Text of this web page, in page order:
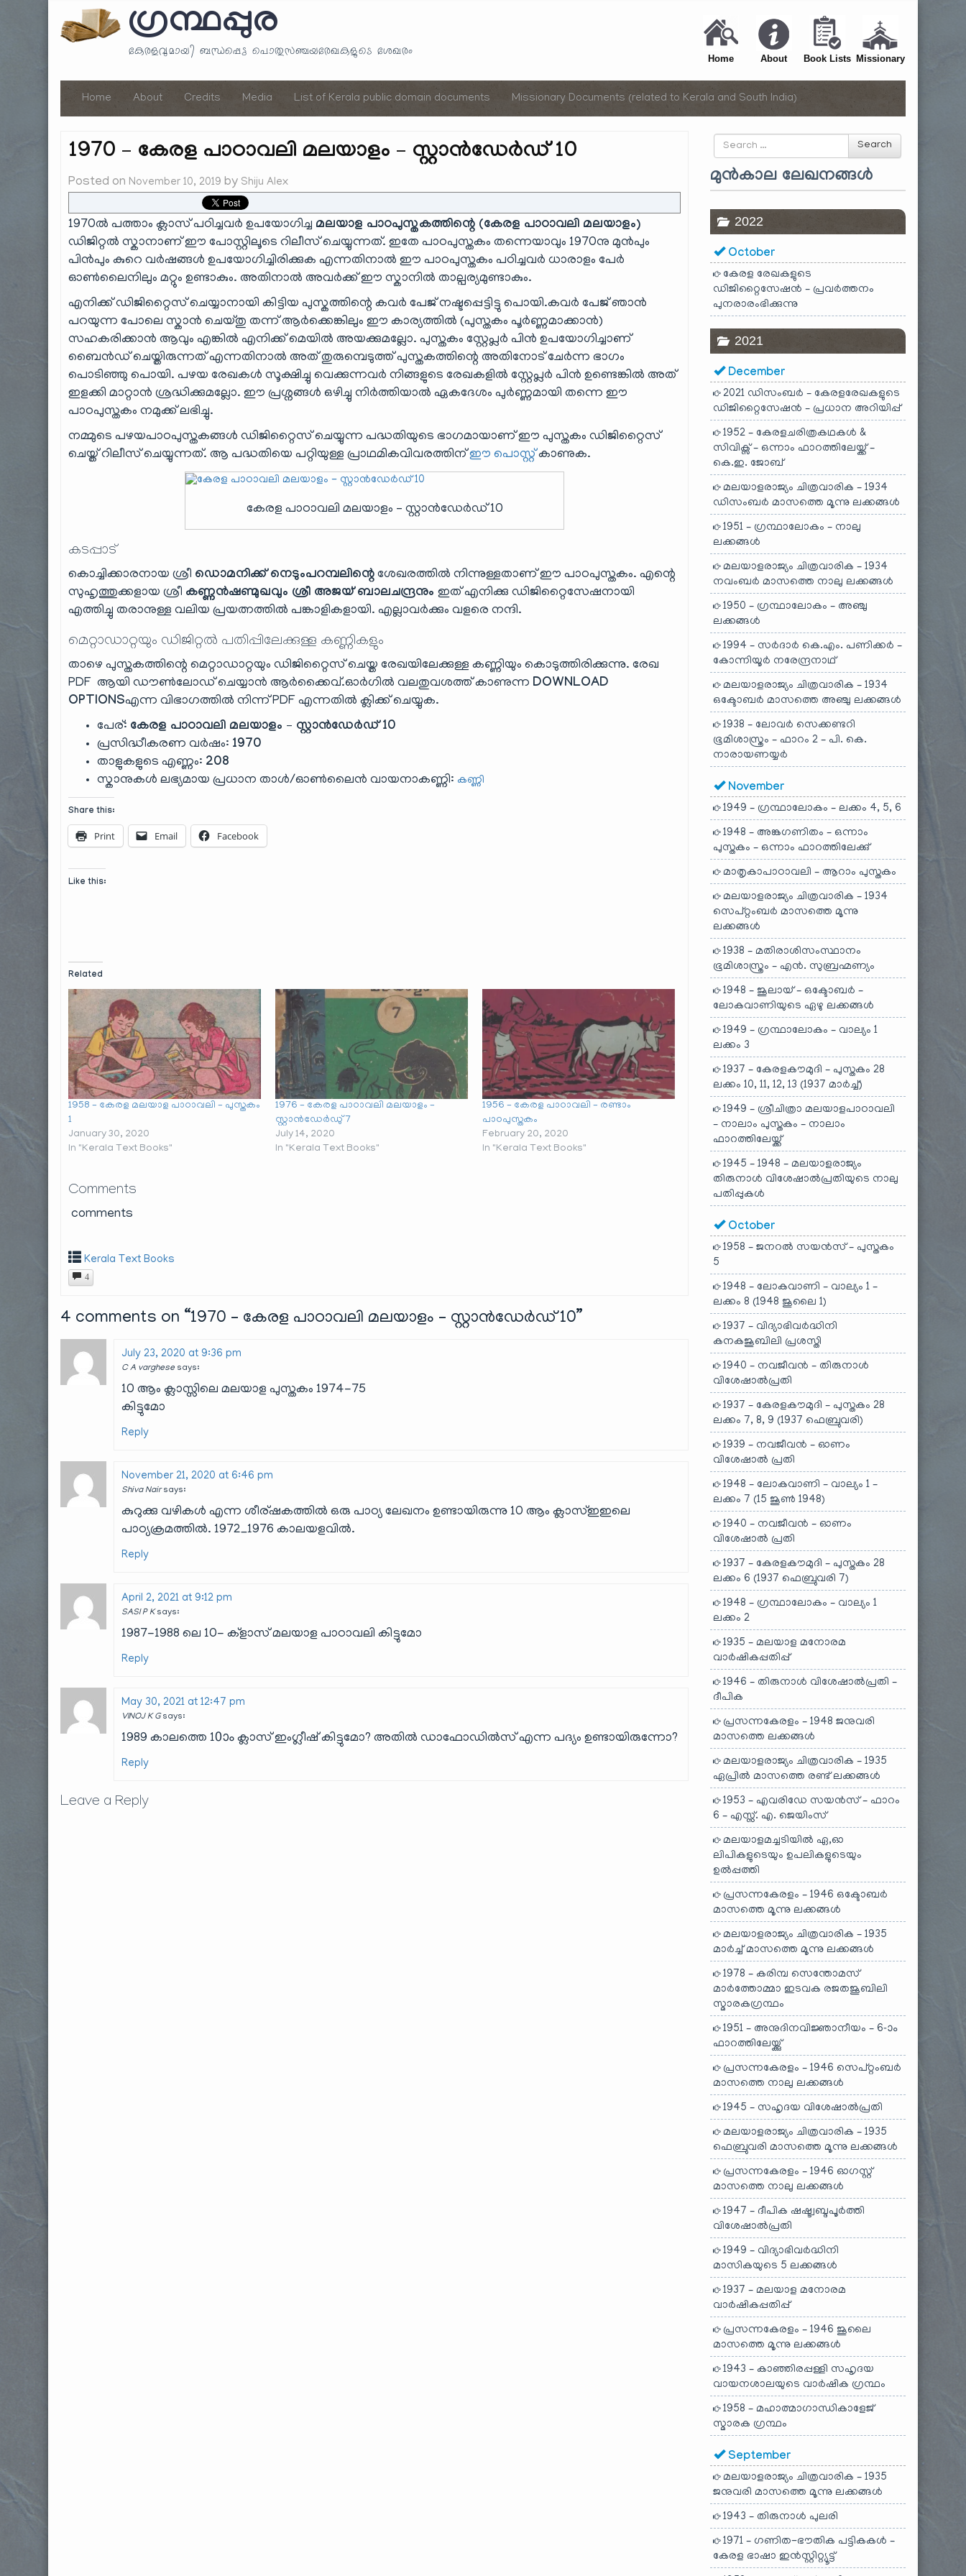
ഗ്രന്ഥപ്പുര
കേരളവുമായി ബന്ധപ്പെട്ട പൊതുസഞ്ചയരേഖകളുടെ ശേഖരം Home About Book Lists Missionary
Home About Credits Media List of Kerala public domain documents Missionary Documents (related to Kerala and South India)
1970 – കേരള പാഠാവലി മലയാളം – സ്റ്റാൻഡേർഡ് 10
Posted on November 10, 2019 by Shiju Alex
1970ൽ പത്താം ക്ലാസ് പഠിച്ചവർ ഉപയോഗിച്ച മലയാള പാഠപുസ്തകത്തിന്റെ (കേരള പാഠാവലി മലയാളം)
ഡിജിറ്റൽ സ്കാനാണ് ഈ പോസ്റ്റിലൂടെ റിലീസ് ചെയ്യുന്നത്. ഇതേ പാഠപുസ്തകം തന്നെയാവും 1970നു മുൻപും
പിൻപും കുറെ വർഷങ്ങൾ ഉപയോഗിച്ചിരിക്കുക എന്നതിനാൽ ഈ പാഠപുസ്തകം പഠിച്ചവർ ധാരാളം പേർ
ഓൺലൈനിലും മറ്റും ഉണ്ടാകും. അതിനാൽ അവർക്ക് ഈ സ്കാനിൽ താല്പര്യമുണ്ടാകും.
എനിക്ക് ഡിജിറ്റൈസ് ചെയ്യാനായി കിട്ടിയ പുസ്കത്തിന്റെ കവർ പേജ് നഷ്ടപ്പെട്ടിട്ടു പൊയി.കവർ പേജ് ഞാൻ
പറയുന്ന പോലെ സ്കാൻ ചെയ്തു തന്ന് ആർക്കെങ്കിലും ഈ കാര്യത്തിൽ (പുസ്തകം പൂർണ്ണമാക്കാൻ)
സഹകരിക്കാൻ ആവും എങ്കിൽ എനിക്ക് മെയിൽ അയക്കുമല്ലോ. പുസ്തകം സ്റ്റേപ്ലർ പിൻ ഉപയോഗിച്ചാണ്
ബൈൻഡ് ചെയ്തിരുന്നത് എന്നതിനാൽ അത് തുരുമ്പെടുത്ത് പുസ്തകത്തിന്റെ അതിനോട് ചേർന്ന ഭാഗം
പൊടിഞ്ഞു പൊയി. പഴയ രേഖകൾ സൂക്ഷിച്ചു വെക്കുന്നവർ നിങ്ങളുടെ രേഖകളിൽ സ്റ്റേപ്ലർ പിൻ ഉണ്ടെങ്കിൽ അത്
ഇളക്കി മാറ്റാൻ ശ്രദ്ധിക്കുമല്ലോ. ഈ പ്രശ്നങ്ങൾ ഒഴിച്ചു നിർത്തിയാൽ ഏകദേശം പുർണ്ണമായി തന്നെ ഈ
പാഠപുസ്തകം നമുക്ക് ലഭിച്ചു.
നമ്മുടെ പഴയപാഠപുസ്തകങ്ങൾ ഡിജിറ്റൈസ് ചെയ്യുന്ന പദ്ധതിയുടെ ഭാഗമായാണ് ഈ പുസ്തകം ഡിജിറ്റൈസ്
ചെയ്ത് റിലീസ് ചെയ്യുന്നത്. ആ പദ്ധതിയെ പറ്റിയുള്ള പ്രാഥമികവിവരത്തിന്ഈ പൊസ്റ്റ്കാണുക.
കേരള പാഠാവലി മലയാളം – സ്റ്റാൻഡേർഡ് 10
കടപ്പാട്
കൊച്ചിക്കാരനായ ശ്രീ ഡൊമനിക്ക് നെടും‌പറമ്പലിന്റെ ശേഖരത്തിൽ നിന്നുള്ളതാണ് ഈ പാഠപുസ്തകം. എന്റെ
സുഹൃത്തുക്കളായ ശ്രീ കണ്ണൻഷണ്മുഖവും ശ്രീ അജയ് ബാലചന്ദ്രനുംഇത് എനിക്കു ഡിജിറ്റൈസേഷനായി
എത്തിച്ചു തരാനുള്ള വലിയ പ്രയത്നത്തിൽ പങ്കാളികളായി. എല്ലാവർക്കും വളരെ നന്ദി.
മെറ്റാഡാറ്റയും ഡിജിറ്റൽ പതിപ്പിലേക്കുള്ള കണ്ണികളും
താഴെ പുസ്തകത്തിന്റെ മെറ്റാഡാറ്റയും ഡിജിറ്റൈസ് ചെയ്ത രേഖയിലേക്കുള്ള കണ്ണിയും കൊടുത്തിരിക്കുന്നു. രേഖ
PDF ആയി ഡൗൺലോഡ് ചെയ്യാൻ ആർക്കൈവ്.ഓർഗിൽ വലതുവശത്ത് കാണുന്ന DOWNLOAD
OPTIONSഎന്ന വിഭാഗത്തിൽ നിന്ന് PDF എന്നതിൽ ക്ലിക്ക് ചെയ്യുക.
പേര്: കേരള പാഠാവലി മലയാളം – സ്റ്റാൻഡേർഡ് 10
പ്രസിദ്ധീകരണ വർഷം: 1970
താളുകളുടെ എണ്ണം: 208
സ്കാനുകൾ ലഭ്യമായ പ്രധാന താൾ/ഓൺലൈൻ വായനാകണ്ണി: കണ്ണി
Share this:
Print Email Facebook
Like this:
Related
1958 – കേരള മലയാള പാഠാവലി – പുസ്തകം
1
January 30, 2020
In "Kerala Text Books"
1976 – കേരള പാഠാവലി മലയാളം –
സ്റ്റാൻഡേർഡു് 7
July 14, 2020
In "Kerala Text Books"
1956 – കേരള പാഠാവലി – രണ്ടാം
പാഠപുസ്തകം
February 20, 2020
In "Kerala Text Books"
Comments
comments
Kerala Text Books
4
4 comments on “1970 – കേരള പാഠാവലി മലയാളം – സ്റ്റാൻഡേർഡ് 10”
July 23, 2020 at 9:36 pm
C A varghese says:
10 ആം ക്ലാസ്സിലെ മലയാള പുസ്തകം 1974-75
കിട്ടുമോ
Reply
November 21, 2020 at 6:46 pm
Shiva Nair says:
കുറുക്കു വഴികൾ എന്ന ശീര്ഷകത്തിൽ ഒരു പാഠ്യ ലേഖനം ഉണ്ടായിരുന്നു 10 ആം ക്ലാസ്ഇഇലെ
പാഠ്യക്രമത്തിൽ. 1972_1976 കാലയളവിൽ.
Reply
April 2, 2021 at 9:12 pm
SASI P K says:
1987-1988 ലെ 10- ക്ളാസ് മലയാള പാഠാവലി കിട്ടുമോ
Reply
May 30, 2021 at 12:47 pm
VINOJ K G says:
1989 കാലത്തെ 10ാം ക്ലാസ് ഇംഗ്ലീഷ് കിട്ടുമോ? അതിൽ ഡാഫോഡിൽസ് എന്ന പദ്യം ഉണ്ടായിരുന്നോ?
Reply
Leave a Reply
Search
for
Search
മുൻകാല ലേഖനങ്ങൾ
2022
October
കേരള രേഖകളുടെ
ഡിജിറ്റൈസേഷൻ – പ്രവർത്തനം
പുനരാരംഭിക്കുന്നു
2021
December
2021 ഡിസംബർ – കേരളരേഖകളുടെ
ഡിജിറ്റൈസേഷൻ – പ്രധാന അറിയിപ്പ്
1952 – കേരളചരിത്രകഥകൾ &
സിവിക്സ് – ഒന്നാം ഫാറത്തിലേയ്ക്ക് –
കെ.ഇ. ജോബ്
മലയാളരാജ്യം ചിത്രവാരിക – 1934
ഡിസംബർ മാസത്തെ മൂന്നു ലക്കങ്ങൾ
1951 – ഗ്രന്ഥാലോകം – നാലു
ലക്കങ്ങൾ
മലയാളരാജ്യം ചിത്രവാരിക – 1934
നവംബർ മാസത്തെ നാലു ലക്കങ്ങൾ
1950 – ഗ്രന്ഥാലോകം – അഞ്ചു
ലക്കങ്ങൾ
1994 – സർദാർ കെ.എം. പണിക്കർ –
കോന്നിയൂർ നരേന്ദ്രനാഥ്
മലയാളരാജ്യം ചിത്രവാരിക – 1934
ഒക്ടോബർ മാസത്തെ അഞ്ചു ലക്കങ്ങൾ
1938 – ലോവർ സെക്കണ്ടറി
ഭൂമിശാസ്ത്രം – ഫാറം 2 – പി. കെ.
നാരായണയ്യർ
November
1949 – ഗ്രന്ഥാലോകം – ലക്കം 4, 5, 6
1948 – അങ്കഗണിതം – ഒന്നാം
പുസ്തകം – ഒന്നാം ഫാറത്തിലേക്കു്
മാതൃകാപാഠാവലി – ആറാം പുസ്തകം
മലയാളരാജ്യം ചിത്രവാരിക – 1934
സെപ്റ്റംബർ മാസത്തെ മൂന്നു
ലക്കങ്ങൾ
1938 – മതിരാശിസംസ്ഥാനം
ഭൂമിശാസ്ത്രം – എൻ. സുബ്രഹ്മണ്യം
1948 – ജൂലായ് – ഒക്ടോബർ –
ലോകവാണിയുടെ ഏഴു ലക്കങ്ങൾ
1949 – ഗ്രന്ഥാലോകം – വാല്യം 1
ലക്കം 3
1937 – കേരളകൗമുദി – പുസ്തകം 28
ലക്കം 10, 11, 12, 13 (1937 മാർച്ച്)
1949 – ശ്രീചിത്രാ മലയാളപാഠാവലി
– നാലാം പുസ്തകം – നാലാം
ഫാറത്തിലേയ്ക്ക്
1945 – 1948 – മലയാളരാജ്യം
തിരുനാൾ വിശേഷാൽപ്രതിയുടെ നാലു
പതിപ്പുകൾ
October
1958 – ജനറൽ സയൻസ് – പുസ്തകം
5
1948 – ലോകവാണി – വാല്യം 1 –
ലക്കം 8 (1948 ജൂലൈ 1)
1937 – വിദ്യാഭിവർദ്ധിനി
കനകജൂബിലി പ്രശസ്തി
1940 – നവജീവൻ – തിരുനാൾ
വിശേഷാൽപ്രതി
1937 – കേരളകൗമുദി – പുസ്തകം 28
ലക്കം 7, 8, 9 (1937 ഫെബ്രുവരി)
1939 – നവജീവൻ – ഓണം
വിശേഷാൽ പ്രതി
1948 – ലോകവാണി – വാല്യം 1 –
ലക്കം 7 (15 ജൂൺ 1948)
1940 – നവജീവൻ – ഓണം
വിശേഷാൽ പ്രതി
1937 – കേരളകൗമുദി – പുസ്തകം 28
ലക്കം 6 (1937 ഫെബ്രുവരി 7)
1948 – ഗ്രന്ഥാലോകം – വാല്യം 1
ലക്കം 2
1935 – മലയാള മനോരമ
വാർഷികപ്പതിപ്പ്
1946 – തിരുനാൾ വിശേഷാൽപ്രതി –
ദീപിക
പ്രസന്നകേരളം – 1948 ജനുവരി
മാസത്തെ ലക്കങ്ങൾ
മലയാളരാജ്യം ചിത്രവാരിക – 1935
ഏപ്രിൽ മാസത്തെ രണ്ട് ലക്കങ്ങൾ
1953 – എവരിഡേ സയൻസ് – ഫാറം
6 – എസ്സ്. എ. ജെയിംസ്
മലയാളമച്ചടിയിൽ ഏ,ഓ
ലിപികളുടെയും ഉപലികളുടെയും
ഉൽപ്പത്തി
പ്രസന്നകേരളം – 1946 ഒക്ടോബർ
മാസത്തെ മൂന്നു ലക്കങ്ങൾ
മലയാളരാജ്യം ചിത്രവാരിക – 1935
മാർച്ച് മാസത്തെ മൂന്നു ലക്കങ്ങൾ
1978 – കരിമ്പ സെന്തോമസ്
മാർത്തോമ്മാ ഇടവക രജതജൂബിലി
സ്മാരകഗ്രന്ഥം
1951 – അനുദിനവിജ്ഞാനീയം – 6-ാം
ഫാറത്തിലേയ്ക്കു്
പ്രസന്നകേരളം – 1946 സെപ്റ്റംബർ
മാസത്തെ നാലു ലക്കങ്ങൾ
1945 – സഹൃദയ വിശേഷാൽപ്രതി
മലയാളരാജ്യം ചിത്രവാരിക – 1935
ഫെബ്രുവരി മാസത്തെ മൂന്നു ലക്കങ്ങൾ
പ്രസന്നകേരളം – 1946 ഓഗസ്റ്റ്
മാസത്തെ നാലു ലക്കങ്ങൾ
1947 – ദീപിക ഷഷ്ട്വബ്ദപൂർത്തി
വിശേഷാൽപ്രതി
1949 – വിദ്യാഭിവർദ്ധിനി
മാസികയുടെ 5 ലക്കങ്ങൾ
1937 – മലയാള മനോരമ
വാർഷികപ്പതിപ്പ്
പ്രസന്നകേരളം – 1946 ജൂലൈ
മാസത്തെ മൂന്നു ലക്കങ്ങൾ
1943 – കാഞ്ഞിരപ്പള്ളി സഹൃദയ
വായനശാലയുടെ വാർഷിക ഗ്രന്ഥം
1958 – മഹാത്മാഗാന്ധികാളേജ്
സ്മാരക ഗ്രന്ഥം
September
മലയാളരാജ്യം ചിത്രവാരിക – 1935
ജനുവരി മാസത്തെ മൂന്നു ലക്കങ്ങൾ
1943 – തിരുനാൾ പുലരി
1971 – ഗണിത-ഭൗതിക പട്ടികകൾ –
കേരള ഭാഷാ ഇൻസ്റ്റിറ്റ്യൂട്ട്